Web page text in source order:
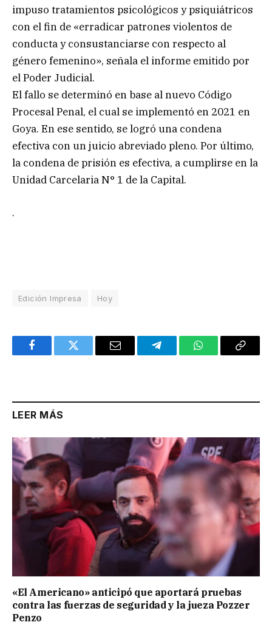
impuso tratamientos psicológicos y psiquiátricos
con el fin de «erradicar patrones violentos de
conducta y consustanciarse con respecto al
género femenino», señala el informe emitido por
el Poder Judicial.
El fallo se determinó en base al nuevo Código
Procesal Penal, el cual se implementó en 2021 en
Goya. En ese sentido, se logró una condena
efectiva con un juicio abreviado pleno. Por último,
la condena de prisión es efectiva, a cumplirse en la
Unidad Carcelaria N° 1 de la Capital.
.
Edición Impresa Hoy
FacebookTwitter Email TelegramWhatsAppCopy
LEER MÁS
«El Americano» anticipó que aportará pruebas
contra las fuerzas de seguridad y la jueza Pozzer
Penzo